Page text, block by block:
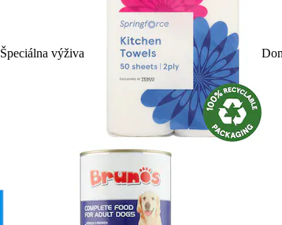
Špeciálna výživa